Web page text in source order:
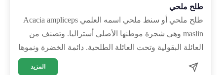
طلح ملحي
طلح ملحي أو سنط ملحي اسمه العلمي Acacia ampliceps
maslin وهي شجرة موطنها الأصلي أستراليا. وتصنف من
العائلة البقولية وتحت العائلة الطلحية. دائمة الخضرة ونموها
…
المزيد